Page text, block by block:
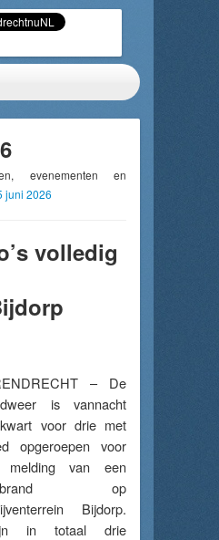
evenementen en
juni 2026
volledig
– De
is vannacht
voor drie met
opgeroepen voor
melding van een
op
Bijdorp.
in totaal drie